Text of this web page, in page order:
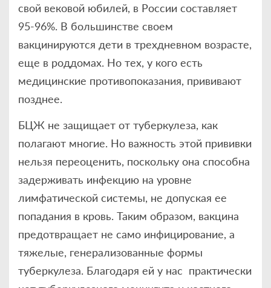
свой вековой юбилей, в России составляет
95-96%. В большинстве своем
вакцинируются дети в трехдневном возрасте,
еще в роддомах. Но тех, у кого есть
медицинские противопоказания, прививают
позднее.
БЦЖ не защищает от туберкулеза, как
полагают многие. Но важность этой прививки
нельзя переоценить, поскольку она способна
задерживать инфекцию на уровне
лимфатической системы, не допуская ее
попадания в кровь. Таким образом, вакцина
предотвращает не само инфицирование, а
тяжелые, генерализованные формы
туберкулеза. Благодаря ей у нас практически